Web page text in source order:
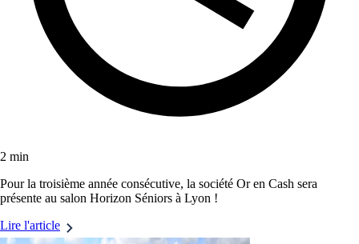
2 min
Pour la troisième année consécutive, la société Or en Cash sera
présente au salon Horizon Séniors à Lyon !
Lire l'article